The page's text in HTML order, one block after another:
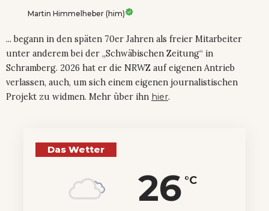
Martin Himmelheber (him)
... begann in den späten 70er Jahren als freier Mitarbeiter
unter anderem bei der „Schwäbischen Zeitung“ in
Schramberg. 2026 hat er die NRWZ auf eigenen Antrieb
verlassen, auch, um sich einem eigenen journalistischen
Projekt zu widmen. Mehr über ihn hier.
Das Wetter
26 °C